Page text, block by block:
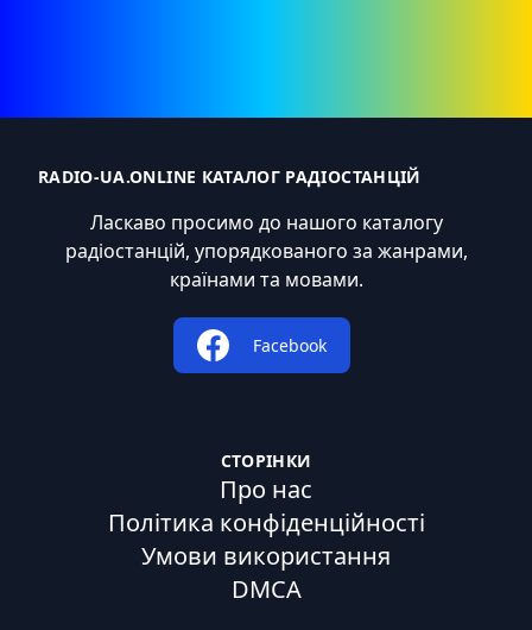
RADIO-UA.ONLINE КАТАЛОГ РАДІОСТАНЦІЙ
Ласкаво просимо до нашого каталогу
радіостанцій, упорядкованого за жанрами,
країнами та мовами.
Facebook
СТОРІНКИ
Про нас
Політика конфіденційності
Умови використання
DMCA